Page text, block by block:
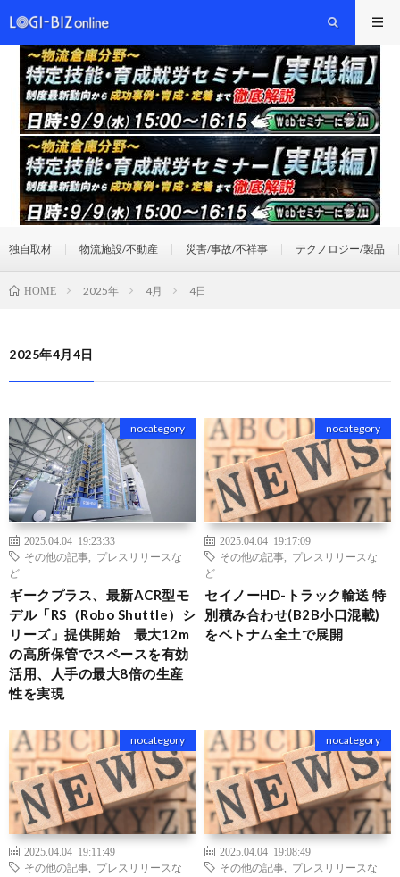
独自取材 物流施設/不動産 災害/事故/不祥事 テクノロジー/製品
HOME 2025年 4月 4日
2025年4月4日
nocategory
2025.04.04 19:23:33
その他の記事
プレスリリースな
ど
ギークプラス、最新ACR型モ
デル「RS（Robo Shuttle）シ
リーズ」提供開始 最大12m
の高所保管でスペースを有効
活用、人手の最大8倍の生産
性を実現
nocategory
2025.04.04 19:17:09
その他の記事
プレスリリースな
ど
セイノーHD-トラック輸送 特
別積み合わせ(B2B小口混載)
をベトナム全土で展開
nocategory
2025.04.04 19:11:49
その他の記事
プレスリリースな
nocategory
2025.04.04 19:08:49
その他の記事
プレスリリースな